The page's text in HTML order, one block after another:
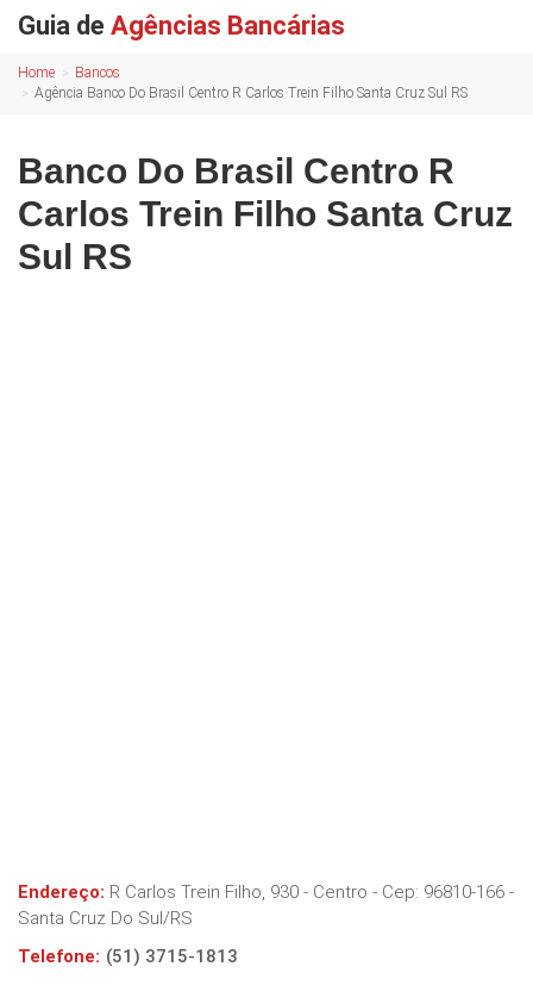
Guia de Agências Bancárias
Home
Bancos
Agência Banco Do Brasil Centro R Carlos Trein Filho Santa Cruz Sul RS
Banco Do Brasil Centro R
Carlos Trein Filho Santa Cruz
Sul RS
Endereço: R Carlos Trein Filho, 930 - Centro - Cep: 96810-166 -
Santa Cruz Do Sul/RS
Telefone: (51) 3715-1813